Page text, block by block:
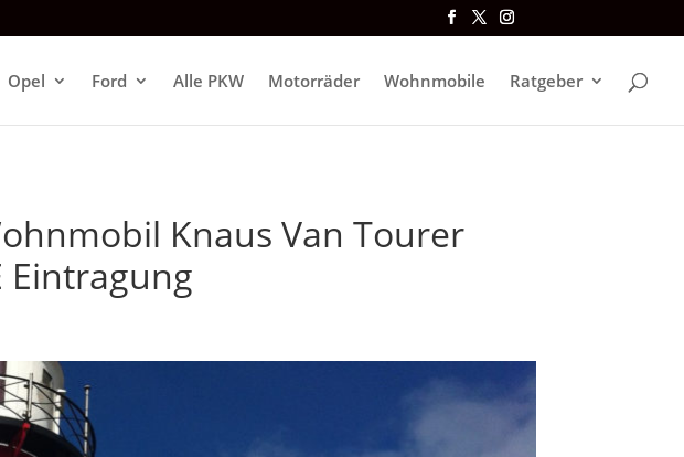
Opel Ford Alle PKW Motorräder Wohnmobile Ratgeber
Knaus Van Tourer
Eintragung